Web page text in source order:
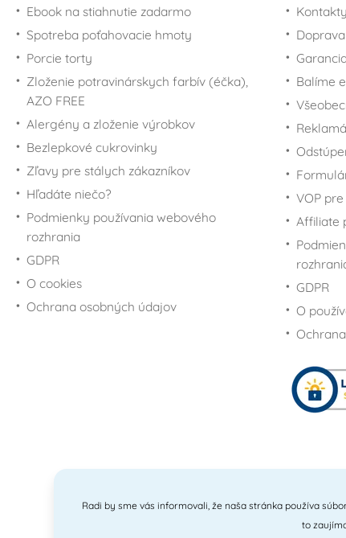
Ebook na stiahnutie zadarmo
Spotreba poťahovacie hmoty
Porcie torty
Zloženie potravinárskych farbív (éčka),
AZO FREE
Alergény a zloženie výrobkov
Bezlepkové cukrovinky
Zľavy pre stálych zákazníkov
Hľadáte niečo?
Podmienky používania webového
rozhrania
GDPR
O cookies
Ochrana osobných údajov
Kontakty
Doprava
Balíme
VOP
Affiliate
GDPR
O
Radi by sme vás informovali, že naša stránka používa
to